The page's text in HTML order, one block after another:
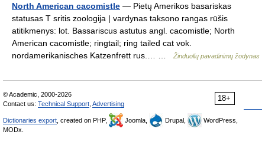
North American cacomistle — Pietų Amerikos basariskas
statusas T sritis zoologija | vardynas taksono rangas rūšis
atitikmenys: lot. Bassariscus astutus angl. cacomistle; North
American cacomistle; ringtail; ring tailed cat vok.
nordamerikanisches Katzenfrett rus.… …
Žinduolių pavadinimų žodynas
18+
© Academic, 2000-2026
Contact us: Technical Support Advertising
Dictionaries export , created on PHP, Joomla, Drupal,
WordPress,
MODx.